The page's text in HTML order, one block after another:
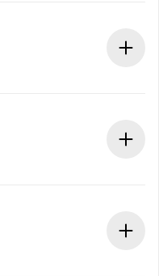
im Voraus.
wenn der
entstehen keine